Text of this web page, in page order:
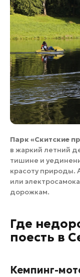
Парк «Скитские
в жаркий летний
тишине и
красоту природы.
или
дорожкам.
Где
поесть в
Кемпинг-